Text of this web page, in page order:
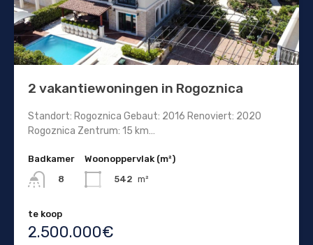
2 vakantiewoningen in Rogoznica
Standort: Rogoznica Gebaut: 2016 Renoviert: 2020
Rogoznica Zentrum: 15 km…
Badkamer
8
Woonoppervlak (m²)
542 m²
te koop
2.500.000€